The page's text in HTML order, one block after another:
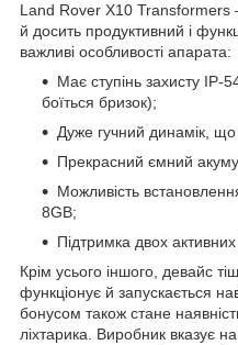
Land Rover X10
й досить продуктивний і
важливі особливості апарата:
Має ступінь захисту IP-
боїться бризок);
Дуже гучний динамік,
Прекрасний ємний
Можливість
8GB;
Підтримка двох
Крім усього іншого, девайс
функціонує й запускається
бонусом також стане
ліхтарика. Виробник вказує